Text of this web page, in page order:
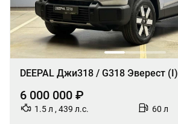
DEEPAL Джи318 / G318 Эверест (I)
6 000 000 ₽
1.5 л , 439 л.с. 60 л